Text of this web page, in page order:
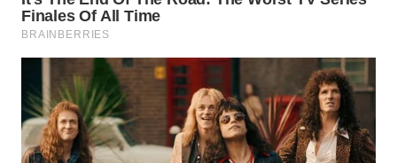
WN
PURWAKARTA
PRIANGAN
TIMUR
WN